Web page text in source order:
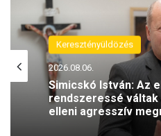
(H)arctér
2026.08.05.
A szívhangrendelet
mentett már